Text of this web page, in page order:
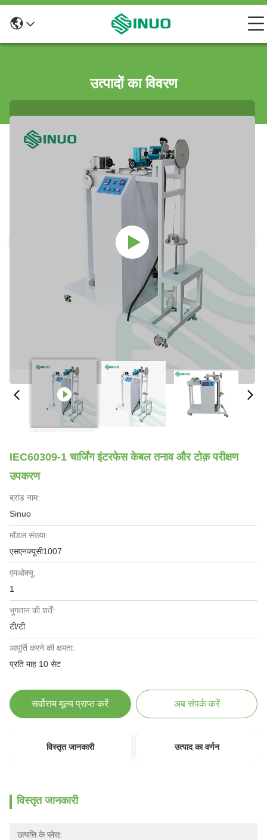
उत्पादों का विवरण
IEC60309-1 चार्जिंग इंटरफेस केबल तनाव और टोक़ परीक्षण
उपकरण
ब्रांड नाम:
Sinuo
मॉडल संख्या:
एसएनक्यूसी1007
एमओक्यू:
1
भुगतान की शर्तें:
टी/टी
आपूर्ति करने की क्षमता:
प्रति माह 10 सेट
सर्वोत्तम मूल्य प्राप्त करें अब संपर्क करें
विस्तृत जानकारी उत्पाद का वर्णन
विस्तृत जानकारी
उत्पत्ति के प्लेस: